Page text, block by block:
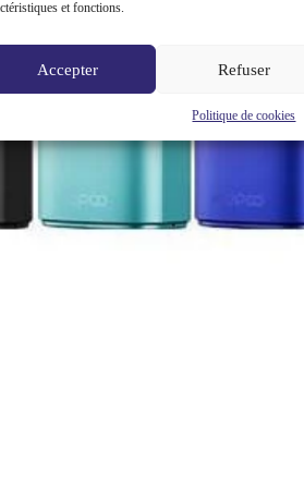
et fonctions.
Accepter Refuser
Politique de cookies